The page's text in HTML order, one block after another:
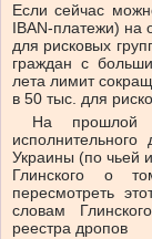
Если сейчас
IBAN-платежи) на
для рисковых
граждан с
лета лимит
в 50 тыс. для
На прошлой
Украины (по чьей
Глинского о
пересмотреть
словам
реестра дропов